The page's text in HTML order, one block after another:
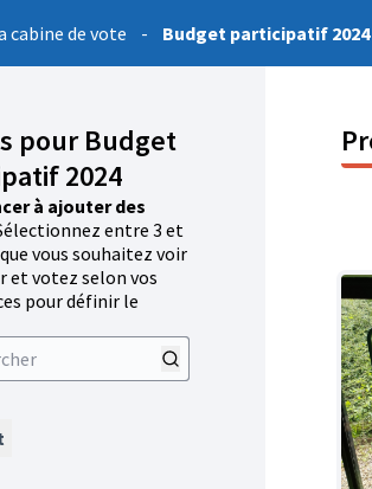
cabine de vote - Budget participatif 2024
pour Budget
2024
à ajouter des
entre 3 et
vous souhaitez voir
et votez selon vos
pour définir le